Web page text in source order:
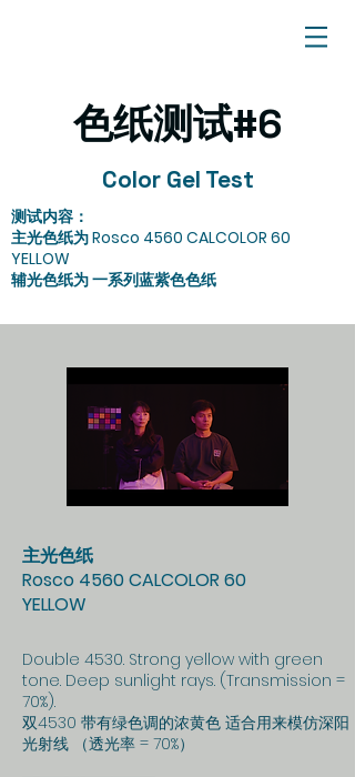
​色纸测试#6
Color Gel Test
测试内容：
主光色纸为 Rosco 4560 CALCOLOR 60
YELLOW
​辅光色纸为 一系列蓝紫色色纸
主光色纸
Rosco 4560 CALCOLOR 60
YELLOW
Double 4530. Strong yellow with green
tone. Deep sunlight rays. (Transmission =
70%).
双4530 带有绿色调的浓黄色 适合用来模仿深阳
光射线 （透光率 = 70%）